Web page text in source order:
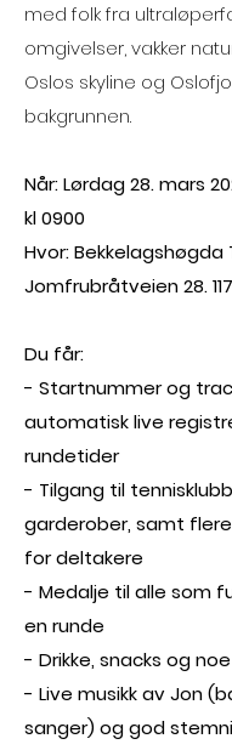
med folk fra
omgivelser, vakker
Oslos skyline og
bakgrunnen.
Når: Lørdag 28. mars
kl 0900
Hvor: Bekkelagshøgda
Jomfrubråtveien 28.
Du får:
- Startnummer og
automatisk live
rundetider
- Tilgang til
garderober, samt
for deltakere
- Medalje til alle som
en runde
- Drikke, snacks og
- Live musikk av Jon
sanger) og god